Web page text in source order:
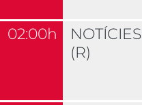
02:00h
NOTÍCIES
(R)